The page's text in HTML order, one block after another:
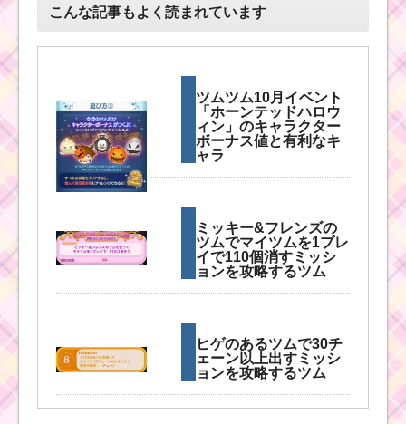
こんな記事もよく読まれています
ツムツム10月イベント
「ホーンテッドハロウ
ィン」のキャラクター
ボーナス値と有利なキ
ャラ
ミッキー&フレンズの
ツムでマイツムを1プレ
イで110個消すミッシ
ョンを攻略するツム
ヒゲのあるツムで30チ
ェーン以上出すミッシ
ョンを攻略するツム